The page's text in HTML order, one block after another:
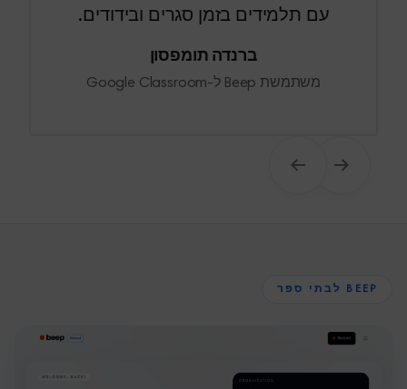
עם תלמידים בזמן סגרים ובידודים.
ברנדה תומפסון
משתמשת Beep ל-Google Classroom
הקודם הבא
BEEP לבתי ספר